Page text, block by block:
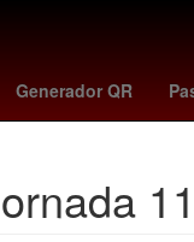
Generador QR
Gago Argentina
11